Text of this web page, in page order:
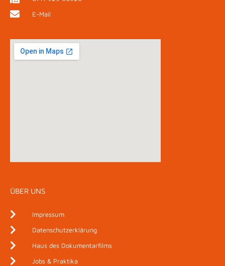
E-Mail
ÜBER UNS
Impressum
Datenschutzerklärung
Haus des Dokumentarfilms
Jobs & Praktika